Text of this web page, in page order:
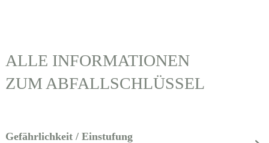
ALLE INFORMATIONEN
ZUM ABFALLSCHLÜSSEL
Gefährlichkeit / Einstufung